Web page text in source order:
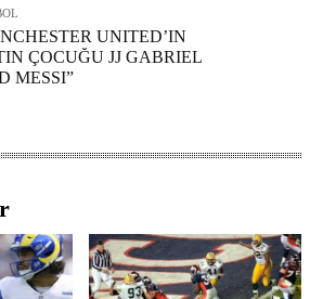
UNITED’IN
ÇOCUĞU JJ GABRIEL
MESSI”